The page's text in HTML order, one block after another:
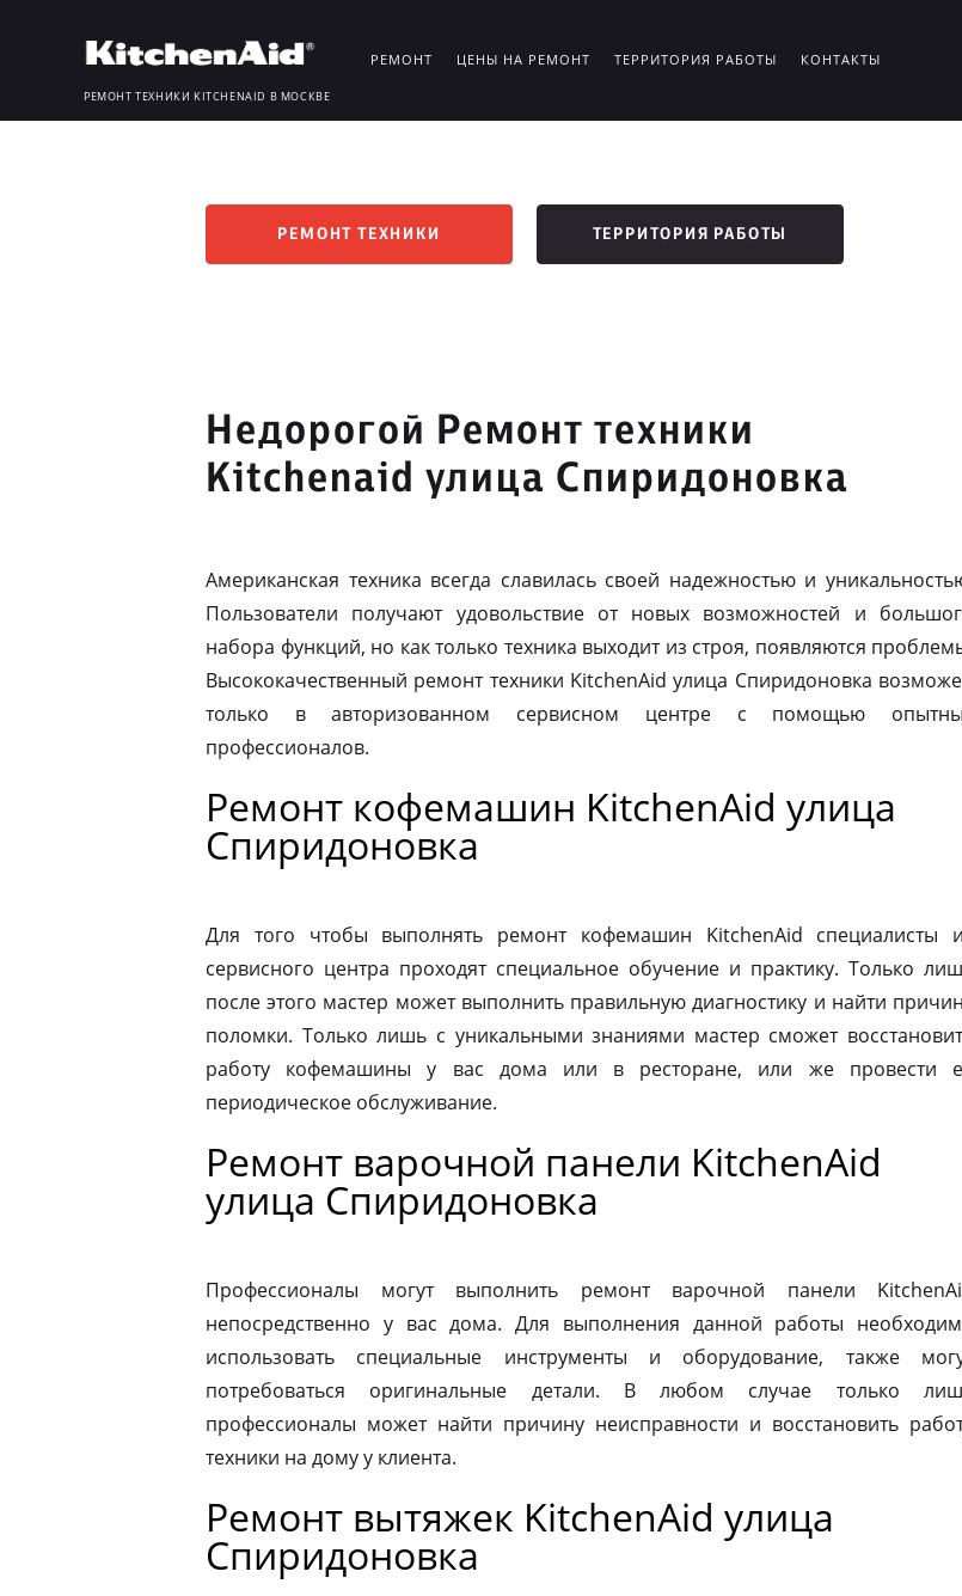
РЕМОНТ ТЕХНИКИ KITCHENAID В МОСКВЕ
РЕМОНТ ЦЕНЫ НА РЕМОНТ ТЕРРИТОРИЯ РАБОТЫ КОНТАКТЫ
РЕМОНТ ТЕХНИКИ ТЕРРИТОРИЯ РАБОТЫ
Недорогой Ремонт техники
Kitchenaid улица Спиридоновка
Американская техника всегда славилась своей надежностью и
Пользователи получают удовольствие от новых возможностей и
набора функций, но как только техника выходит из строя, появляются
Высококачественный ремонт техники KitchenAid улица Спиридоновка
только в авторизованном сервисном центре с помощью
профессионалов.
Ремонт кофемашин KitchenAid улица
Спиридоновка
Для того чтобы выполнять ремонт кофемашин KitchenAid специалисты
сервисного центра проходят специальное обучение и практику. Только
после этого мастер может выполнить правильную диагностику и найти
поломки. Только лишь с уникальными знаниями мастер сможет
работу кофемашины у вас дома или в ресторане, или же провести
периодическое обслуживание.
Ремонт варочной панели KitchenAid
улица Спиридоновка
Профессионалы могут выполнить ремонт варочной панели
непосредственно у вас дома. Для выполнения данной работы
использовать специальные инструменты и оборудование, также
потребоваться оригинальные детали. В любом случае только
профессионалы может найти причину неисправности и восстановить
техники на дому у клиента.
Ремонт вытяжек KitchenAid улица
Спиридоновка